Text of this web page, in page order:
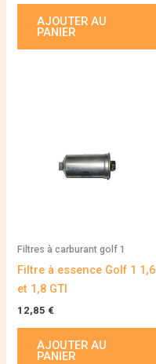
AJOUTER AU
PANIER
Filtres à carburant golf 1
Filtre à essence Golf 1 1,6
et 1,8 GTI
12,85 €
AJOUTER AU
PANIER